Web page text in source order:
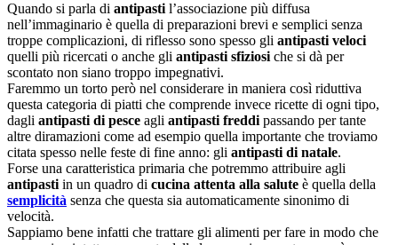
Quando si parla di antipastil’associazione più diffusa
nell’immaginario è quella di preparazioni brevi e semplici senza
troppe complicazioni, di riflesso sono spesso gli antipasti veloci
quelli più ricercati o anche gli antipasti sfiziosiche si dà per
scontato non siano troppo impegnativi.
Faremmo un torto però nel considerare in maniera così riduttiva
questa categoria di piatti che comprende invece ricette di ogni tipo,
dagli antipasti di pesce agli antipasti freddipassando per tante
altre diramazioni come ad esempio quella importante che troviamo
citata spesso nelle feste di fine anno: gli antipasti di natale.
Forse una caratteristica primaria che potremmo attribuire agli
antipastiin un quadro di cucina attenta alla salute è quella della
semplicità senza che questa sia automaticamente sinonimo di
velocità.
Sappiamo bene infatti che trattare gli alimenti per fare in modo che